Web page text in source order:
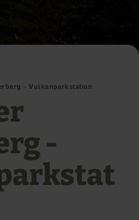
- Vulkanparkstation
-